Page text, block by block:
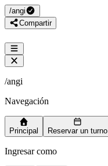
/angi
Compartir
/angi
Navegación
Principal Reservar un turno
Ingresar como